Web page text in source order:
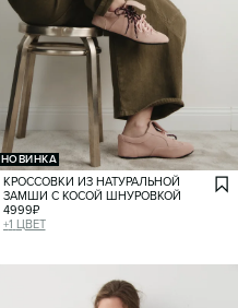
НОВИНКА
КРОССОВКИ ИЗ НАТУРАЛЬНОЙ
ЗАМШИ С КОСОЙ ШНУРОВКОЙ
4999₽
+1 ЦВЕТ